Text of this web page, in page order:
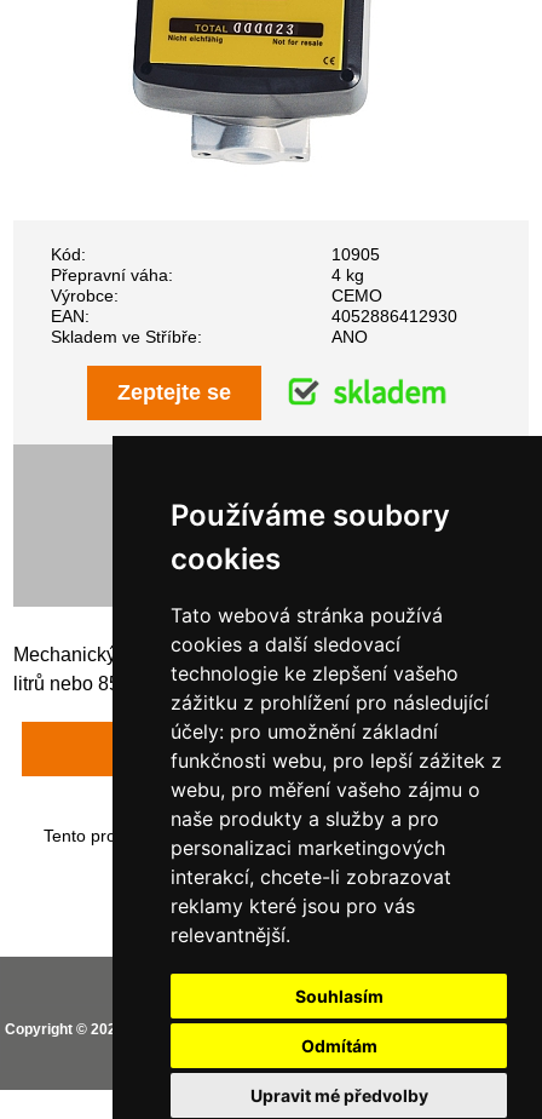
Používáme soubory
cookies
Tato webová stránka používá
cookies a další sledovací
technologie ke zlepšení vašeho
zážitku z prohlížení pro následující
účely: pro umožnění základní
funkčnosti webu, pro lepší zážitek z
webu, pro měření vašeho zájmu o
naše produkty a služby a pro
personalizaci marketingových
interakcí,chcete-li zobrazovat
reklamy které jsou pro vás
relevantnější.
Souhlasím
Odmítám
Upravit mé předvolby
Kód:
10905
Přepravní váha:
4 kg
Výrobce:
CEMO
EAN:
4052886412930
Skladem ve Stříbře:
ANO
Zeptejte se
13 610,08 Kč s DPH
Mechanický průtokoměr K 33 k nádrži DT-Mobil Easy 980
litrů nebo 850/100 litrů
Napsat recenzi
Tento produkt byl přidán do našeho katalogu dne neděle 14
ledna, 2018.
Vaše IP adresa je: 216.73.217.126
Copyright © 2026 CEMO shop (PREMIUM partner CEMO GmbH)
. Provozováno
Zen Cart
Aktualizovat nastavení Cookies